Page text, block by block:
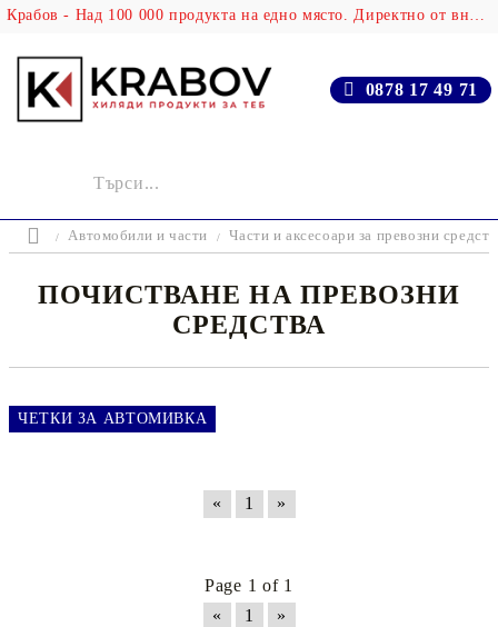
Крабов - Над 100 000 продукта на едно място. Директно от вносителя!
0878 17 49 71
Автомобили и части Части и аксесоари за превозни
ПОЧИСТВАНЕ НА ПРЕВОЗНИ
СРЕДСТВА
ЧЕТКИ ЗА АВТОМИВКА
« 1 »
Page 1 of 1
«
1 »